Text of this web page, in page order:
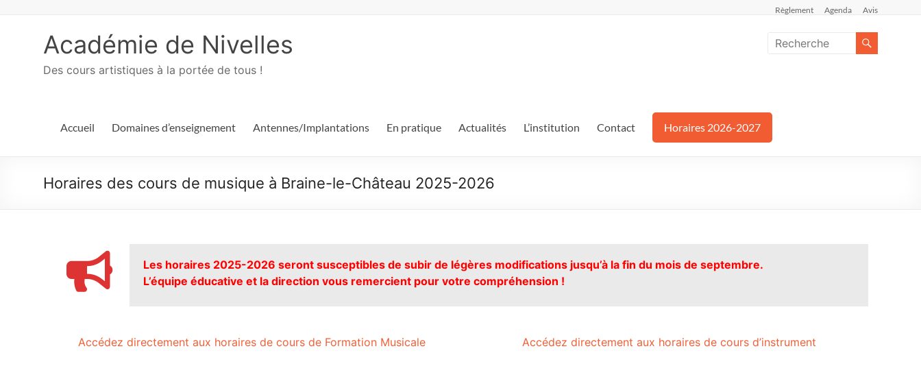
Règlement Agenda Avis
Académie de Nivelles
Des cours artistiques à la portée de tous !
Accueil Domaines d’enseignement Antennes/Implantations En pratique Actualités L’institution Contact Horaires 2026-2027
Horaires des cours de musique à Braine-le-Château 2025-2026
Les horaires 2025-2026 seront susceptibles de subir de légères modifications jusqu’à la fin du mois de septembre.
L’équipe éducative et la direction vous remercient pour votre compréhension !
Accédez directement aux horaires de cours de Formation Musicale Accédez directement aux horaires de cours d’instrument